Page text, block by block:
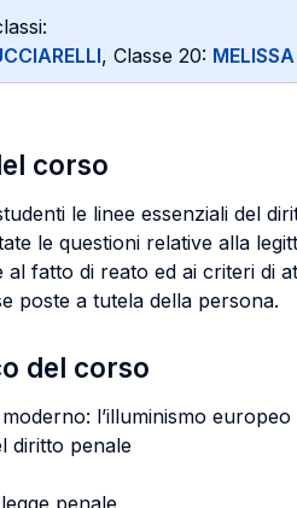
, Classe 20:
corso
le linee essenziali del
le questioni relative alla
fatto di reato ed ai criteri di
poste a tutela della persona.
del corso
l’illuminismo
diritto penale
penale